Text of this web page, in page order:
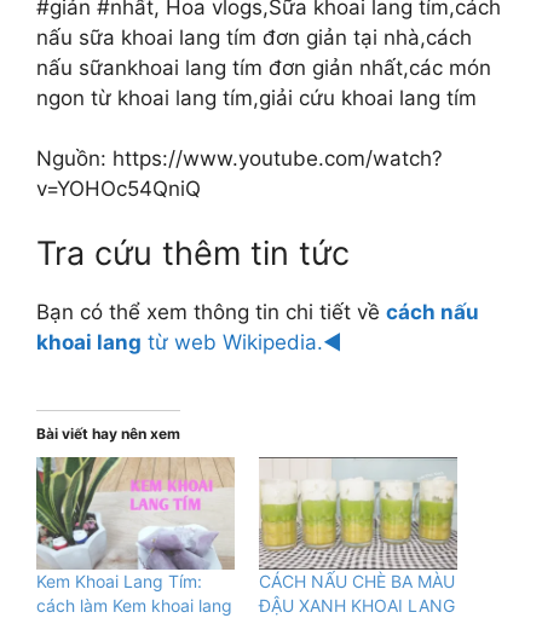
#giản #nhất, Hoa vlogs,Sữa khoai lang tím,cách
nấu sữa khoai lang tím đơn giản tại nhà,cách
nấu sữankhoai lang tím đơn giản nhất,các món
ngon từ khoai lang tím,giải cứu khoai lang tím
Nguồn: https://www.youtube.com/watch?
v=YOHOc54QniQ
Tra cứu thêm tin tức
Bạn có thể xem thông tin chi tiết về cách nấu
khoai lang từ web Wikipedia.◄
Bài viết hay nên xem
Kem Khoai Lang Tím:
cách làm Kem khoai lang
CÁCH NẤU CHÈ BA MÀU
ĐẬU XANH KHOAI LANG